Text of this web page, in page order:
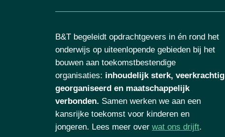
B&T begeleidt opdrachtgevers in én rond het
onderwijs op uiteenlopende gebieden bij het
bouwen aan toekomstbestendige
organisaties: inhoudelijk sterk, veerkrachtig
georganiseerd en maatschappelijk
verbonden. Samen werken we aan een
kansrijke toekomst voor kinderen en
jongeren. Lees meer over wat ons drijft.